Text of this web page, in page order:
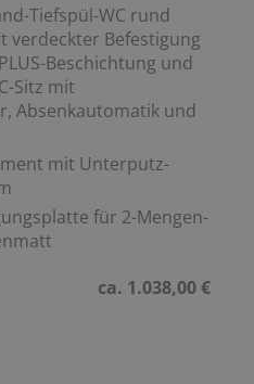
Tiefspül-WC rund
verdeckter Befestigung
Beschichtung und
Sitz mit
Absenkautomatik und
mit Unterputz-
für 2-Mengen-
ca. 1.038,00 €